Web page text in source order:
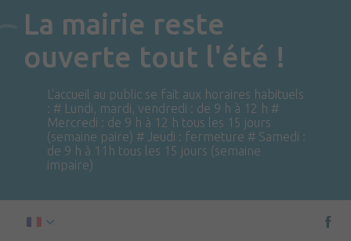
La mairie reste
ouverte tout l'été !
L'accueil au public se fait aux horaires habituels
: # Lundi, mardi, vendredi : de 9 h à 12 h #
Mercredi : de 9 h à 12 h tous les 15 jours
(semaine paire) # Jeudi : fermeture # Samedi :
de 9 h à 11h tous les 15 jours (semaine
impaire)